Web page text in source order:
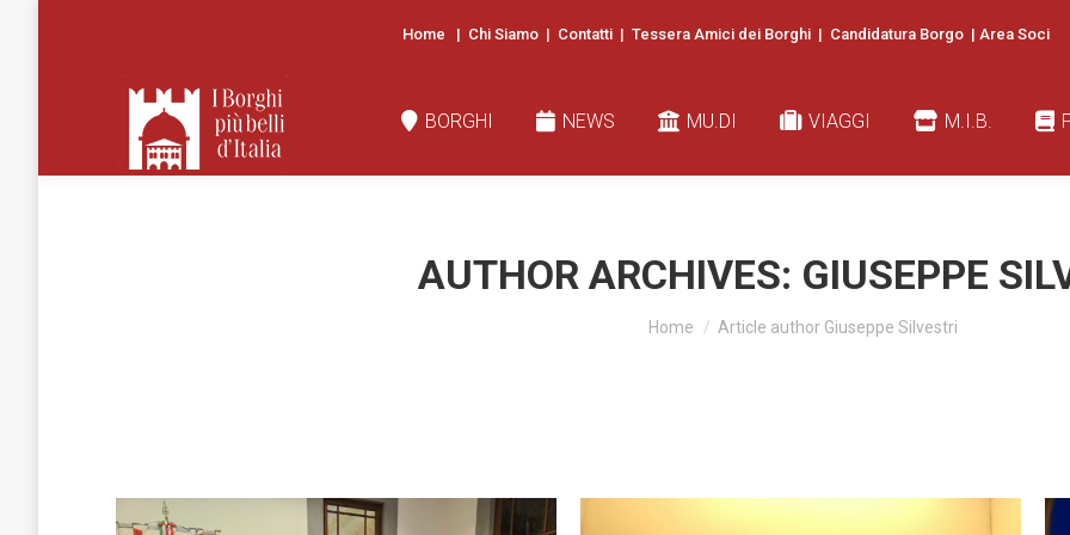
Home | Chi Siamo | Contatti | Tessera Amici dei Borghi | Candidatura Borgo | Area Soci
BORGHI NEWS MU.DI VIAGGI M.I.B.
AUTHOR ARCHIVES: GIUSEPPE
You are here:
Home Article author Giuseppe Silvestri
BORGHI NEWS MU.DI VIAGGI M.I.B.